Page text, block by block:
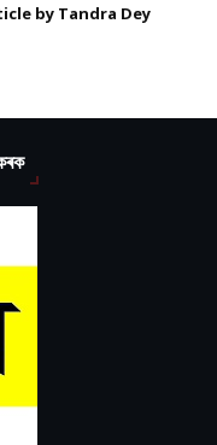
by Tandra Dey